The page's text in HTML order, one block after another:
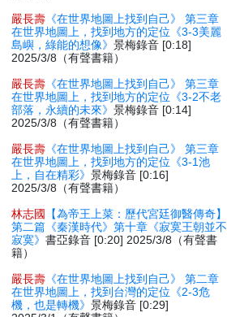
嚴長壽 《在世界地圖上找到自己》 第三章
在世界地圖上，找到地方的定位《3-3美麗
島嶼，綠能的想像》景梅錄音 [0:18]
2025/3/8（有聲書籍）
嚴長壽 《在世界地圖上找到自己》 第三章
在世界地圖上，找到地方的定位《3-2不老
部落，永續的未來》景梅錄音 [0:14]
2025/3/8（有聲書籍）
嚴長壽 《在世界地圖上找到自己》 第三章
在世界地圖上，找到地方的定位《3-1池
上，自在精彩》景梅錄音 [0:16]
2025/3/8（有聲書籍）
林志國
【為帝王上菜：歷代宮廷御醫傳奇】
第二篇《秦漢時代》第十章《寂寞王朝並不
寂寞》書亞錄音 [0:20] 2025/3/8（有聲書
籍）
嚴長壽 《在世界地圖上找到自己》 第二章
在世界地圖上，找到台灣的定位《2-3危
機，也是轉機》景梅錄音 [0:29]